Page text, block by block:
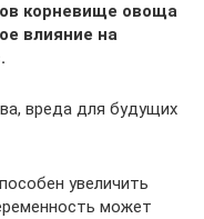
корневище овоща
влияние на
вреда для будущих
увеличить
может